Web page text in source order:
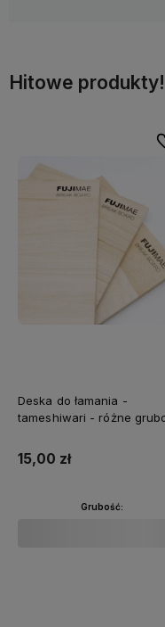
Hitowe produkty!
Deska do łamania -
tameshiwari - różne
15,00 zł
Grubość: